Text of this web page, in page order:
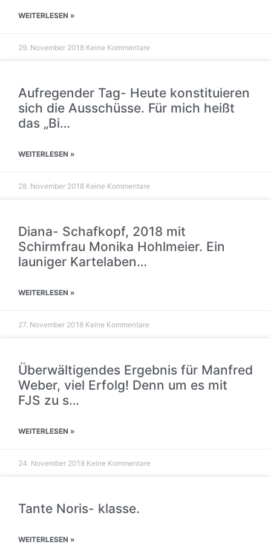
WEITERLESEN »
29. November 2018 Keine Kommentare
Aufregender Tag- Heute konstituieren
sich die Ausschüsse. Für mich heißt
das „Bi…
WEITERLESEN »
28. November 2018 Keine Kommentare
Diana- Schafkopf, 2018 mit
Schirmfrau Monika Hohlmeier. Ein
launiger Kartelaben…
WEITERLESEN »
27. November 2018 Keine Kommentare
Überwältigendes Ergebnis für Manfred
Weber, viel Erfolg! Denn um es mit
FJS zu s…
WEITERLESEN »
24. November 2018 Keine Kommentare
Tante Noris- klasse.
WEITERLESEN »